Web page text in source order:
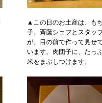
▲この日のお土産は、も
子。斉藤シェフとスタッ
が、目の前で作って見せ
います。肉団子に、たっ
米をまぶしつけます。